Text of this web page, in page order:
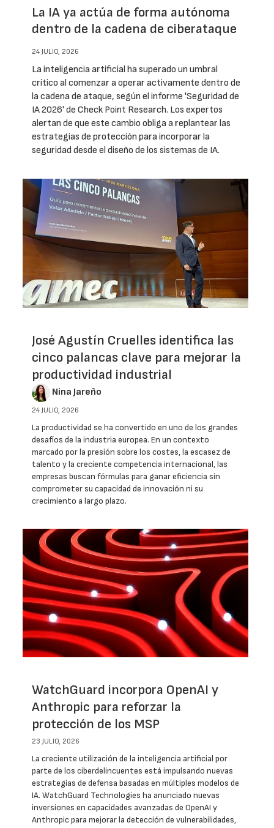
La IA ya actúa de forma autónoma
dentro de la cadena de ciberataque
24 JULIO, 2026
La inteligencia artificial ha superado un umbral
crítico al comenzar a operar activamente dentro de
la cadena de ataque, según el informe 'Seguridad de
IA 2026' de Check Point Research. Los expertos
alertan de que este cambio obliga a replantear las
estrategias de protección para incorporar la
seguridad desde el diseño de los sistemas de IA.
José Agustín Cruelles identifica las
cinco palancas clave para mejorar la
productividad industrial
Nina Jareño
24 JULIO, 2026
La productividad se ha convertido en uno de los grandes
desafíos de la industria europea. En un contexto
marcado por la presión sobre los costes, la escasez de
talento y la creciente competencia internacional, las
empresas buscan fórmulas para ganar eficiencia sin
comprometer su capacidad de innovación ni su
crecimiento a largo plazo.
WatchGuard incorpora OpenAI y
Anthropic para reforzar la
protección de los MSP
23 JULIO, 2026
La creciente utilización de la inteligencia artificial por
parte de los ciberdelincuentes está impulsando nuevas
estrategias de defensa basadas en múltiples modelos de
IA. WatchGuard Technologies ha anunciado nuevas
inversiones en capacidades avanzadas de OpenAI y
Anthropic para mejorar la detección de vulnerabilidades,